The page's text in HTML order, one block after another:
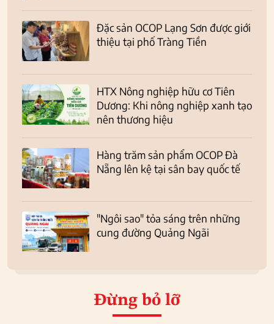
Đặc sản OCOP Lạng Sơn được giới
thiệu tại phố Tràng Tiền
HTX Nông nghiệp hữu cơ Tiên
Dương: Khi nông nghiệp xanh tạo
nên thương hiệu
Hàng trăm sản phẩm OCOP Đà
Nẵng lên kệ tại sân bay quốc tế
"Ngôi sao" tỏa sáng trên những
cung đường Quảng Ngãi
Đừng bỏ lỡ